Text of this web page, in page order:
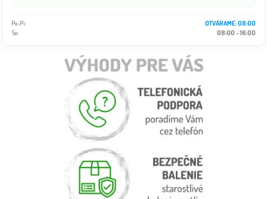
Po-Pi:
08:00 - 18:00
So:
08:00 - 16:00